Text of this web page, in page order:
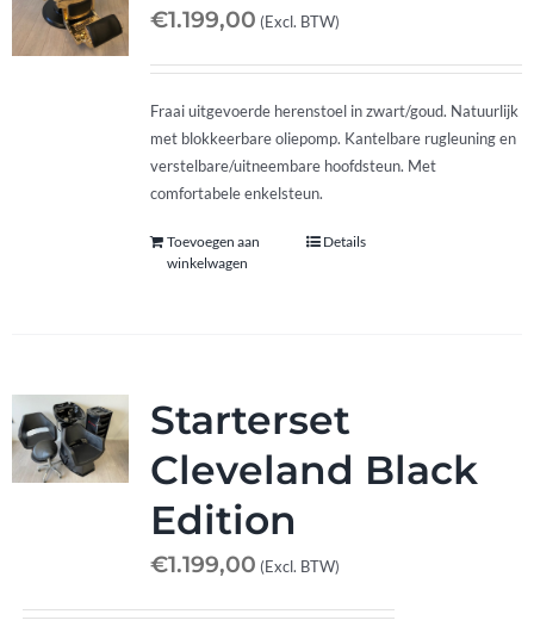
€1.199,00 (Excl. BTW)
Fraai uitgevoerde herenstoel in zwart/goud. Natuurlijk
met blokkeerbare oliepomp. Kantelbare rugleuning en
verstelbare/uitneembare hoofdsteun. Met
comfortabele enkelsteun.
Toevoegen aan
winkelwagen
Details
Starterset
Cleveland Black
Edition
€1.199,00 (Excl. BTW)